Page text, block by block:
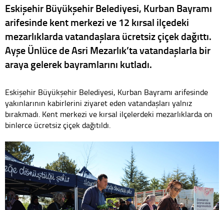
Eskişehir Büyükşehir Belediyesi, Kurban Bayramı
arifesinde kent merkezi ve 12 kırsal ilçedeki
mezarlıklarda vatandaşlara ücretsiz çiçek dağıttı.
Ayşe Ünlüce de Asri Mezarlık’ta vatandaşlarla bir
araya gelerek bayramlarını kutladı.
Eskişehir Büyükşehir Belediyesi, Kurban Bayramı arifesinde
yakınlarının kabirlerini ziyaret eden vatandaşları yalnız
bırakmadı. Kent merkezi ve kırsal ilçelerdeki mezarlıklarda on
binlerce ücretsiz çiçek dağıtıldı.